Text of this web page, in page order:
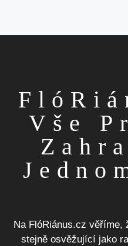
Vše
Na FlóRiánus.cz věříme,
stejně osvěžující jako